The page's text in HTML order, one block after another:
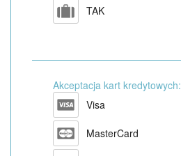
TAK
Akceptacja kart kredytowych:
Visa
MasterCard